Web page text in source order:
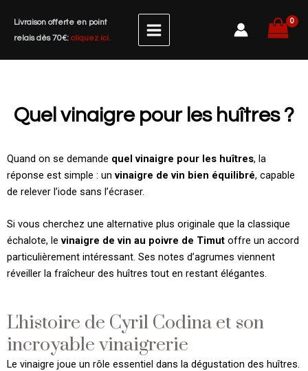
contenu
Livraison offerte en point
relais dès 70€: cliquez ici.
Quel vinaigre pour les huîtres ?
Quand on se demande quel vinaigre pour les huîtres, la
réponse est simple : un vinaigre de vin bien équilibré, capable
de relever l’iode sans l’écraser.
Si vous cherchez une alternative plus originale que la classique
échalote, le vinaigre de vin au poivre de Timut offre un accord
particulièrement intéressant. Ses notes d’agrumes viennent
réveiller la fraîcheur des huîtres tout en restant élégantes.
L'histoire de Cyril Codina et son
incroyable vinaigrerie
Le vinaigre joue un rôle essentiel dans la dégustation des huîtres.